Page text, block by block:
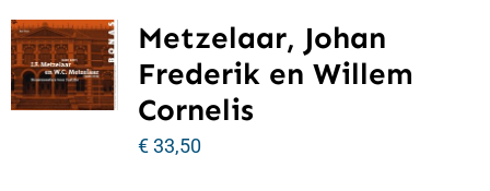
Metzelaar, Johan
Frederik en Willem
Cornelis
€33,50